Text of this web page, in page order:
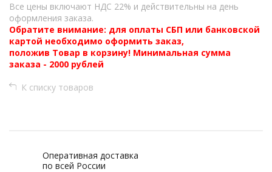
Все цены включают НДС 22% и действительны на день
оформления заказа.
Обратите внимание: для оплаты СБП или банковской
картой необходимо оформить заказ,
положив Товар в корзину! Минимальная сумма
заказа - 2000 рублей
К списку товаров
Оперативная доставка
по всей России